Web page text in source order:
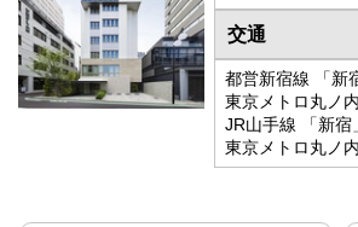
交通
都営新宿線 「新
東京メトロ丸ノ
JR山手線 「新
東京メトロ丸ノ